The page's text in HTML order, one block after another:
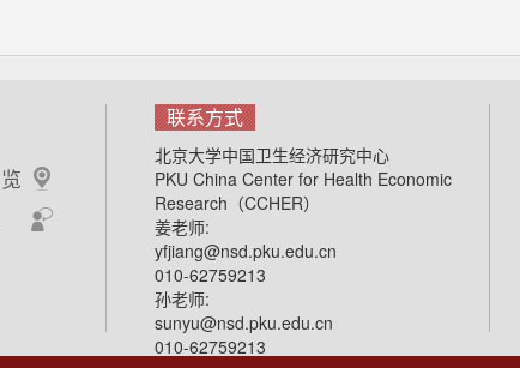
联系方式
北京大学中国卫生经济研究中心
PKU China Center for Health Economic
Research（CCHER）
姜老师:
yfjiang@nsd.pku.edu.cn
010-62759213
孙老师:
sunyu@nsd.pku.edu.cn
010-62759213